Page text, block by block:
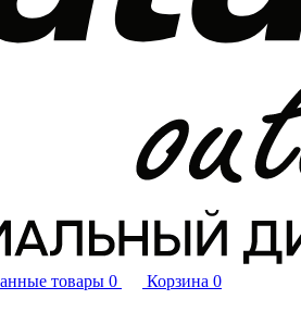
товары 0 Корзина 0